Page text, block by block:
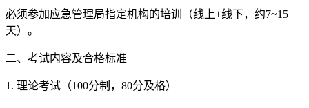
必须参加应急管理局指定机构的培训（线上+线下，约7~15
天）。
二、考试内容及合格标准
1. 理论考试（100分制，80分及格）